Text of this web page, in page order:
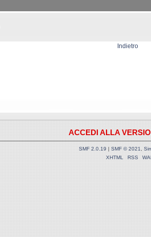
Indietro
ACCEDI ALLA
SMF 2.0.19 | SMF © 2021
XHTML
RSS